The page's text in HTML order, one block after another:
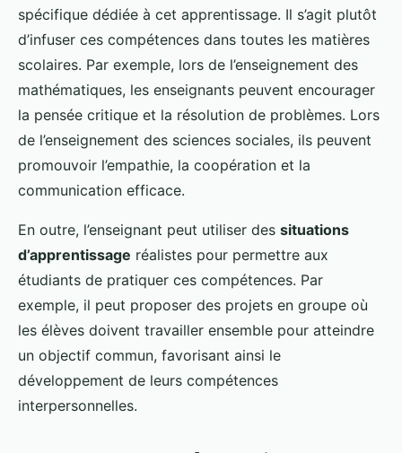
spécifique dédiée à cet apprentissage. Il s’agit plutôt
d’infuser ces compétences dans toutes les matières
scolaires. Par exemple, lors de l’enseignement des
mathématiques, les enseignants peuvent encourager
la pensée critique et la résolution de problèmes. Lors
de l’enseignement des sciences sociales, ils peuvent
promouvoir l’empathie, la coopération et la
communication efficace.
En outre, l’enseignant peut utiliser des situations
d’apprentissage réalistes pour permettre aux
étudiants de pratiquer ces compétences. Par
exemple, il peut proposer des projets en groupe où
les élèves doivent travailler ensemble pour atteindre
un objectif commun, favorisant ainsi le
développement de leurs compétences
interpersonnelles.